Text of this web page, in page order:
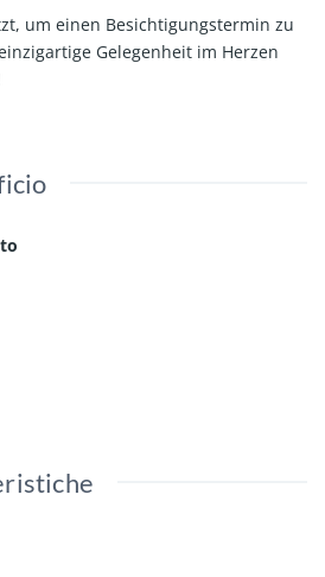
um einen Besichtigungstermin zu
Gelegenheit im Herzen